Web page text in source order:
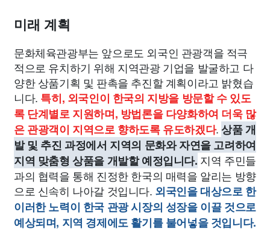
미래 계획
문화체육관광부는 앞으로도 외국인 관광객을 적극
적으로 유치하기 위해 지역관광 기업을 발굴하고 다
양한 상품기획 및 판촉을 추진할 계획이라고 밝혔습
니다. 특히, 외국인이 한국의 지방을 방문할 수 있도
록 단계별로 지원하며, 방법론을 다양화하여 더욱 많
은 관광객이 지역으로 향하도록 유도하겠다.상품 개
발 및 추진 과정에서 지역의 문화와 자연을 고려하여
지역 맞춤형 상품을 개발할 예정입니다. 지역 주민들
과의 협력을 통해 진정한 한국의 매력을 알리는 방향
으로 신속히 나아갈 것입니다. 외국인을 대상으로 한
이러한 노력이 한국 관광 시장의 성장을 이끌 것으로
예상되며, 지역 경제에도 활기를 불어넣을 것입니다.